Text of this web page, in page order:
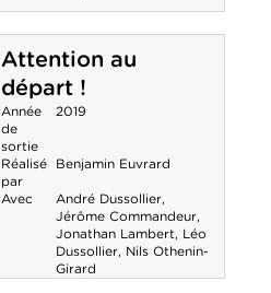
Attention au
départ !
Année
de
sortie
2019
Réalisé
par
Benjamin Euvrard
Avec André Dussollier,
Jérôme Commandeur,
Jonathan Lambert, Léo
Dussollier, Nils Othenin-
Girard